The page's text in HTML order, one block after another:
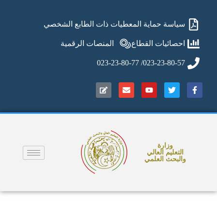
سياسة حماية المعطيات ذات الطابع الشخصي
احصائيات القطاع المنصات الرقمية
023-23-80-57/ 023-23-80-77
وزارة
التعليم العالي
والبحث العلمي